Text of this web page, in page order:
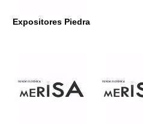
Expositores Piedra